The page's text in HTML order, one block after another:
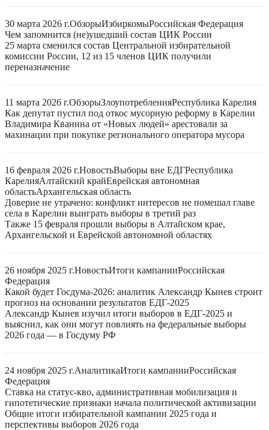
30 марта 2026 г.ОбзорыИзбиркомыРоссийская Федерация
Чем запомнится (не)ушедший состав ЦИК России
25 марта сменился состав Центральной избирательной
комиссии России, 12 из 15 членов ЦИК получили
переназначение
11 марта 2026 г.ОбзорыЗлоупотребленияРеспублика Карелия
Как депутат пустил под откос мусорную реформу в Карелии
Владимира Кванина от «Новых людей» арестовали за
махинации при покупке регионального оператора мусора
16 февраля 2026 г.НовостьВыборы вне ЕДГРеспублика
КарелияАлтайский крайЕврейская автономная
областьАрхангельская область
Доверие не утрачено: конфликт интересов не помешал главе
села в Карелии выиграть выборы в третий раз
Также 15 февраля прошли выборы в Алтайском крае,
Архангельской и Еврейской автономной областях
26 ноября 2025 г.НовостьИтоги кампанииРоссийская
Федерация
Какой будет Госдума-2026: аналитик Александр Кынев строит
прогноз на основании результатов ЕДГ-2025
Александр Кынев изучил итоги выборов в ЕДГ-2025 и
выяснил, как они могут повлиять на федеральные выборы
2026 года — в Госдуму РФ
24 ноября 2025 г.АналитикаИтоги кампанииРоссийская
Федерация
Ставка на статус-кво, административная мобилизация и
гипотетические признаки начала политической активизации
Общие итоги избирательной кампании 2025 года и
перспективы выборов 2026 года